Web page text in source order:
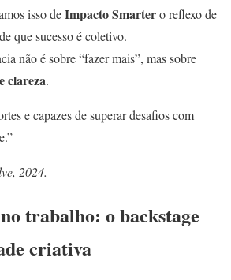
isso deImpacto Smartero reflexo de
que sucesso é coletivo.
não é sobre “fazer mais”, mas sobre
clareza.
e capazes de superar desafios com
2024.
trabalho: o backstage
criativa